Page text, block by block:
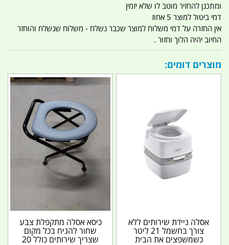
ומתכנן להחזיר מוטב לו שלא יזמין
דמי ביטול למוצר 5 אחוז
אין החזרה על דמי משלוח למוצר שכבר נשלח - משלוח שנשלח והוחזר
החיוב יהיה הלוך וחזור .
מוצרים דומים:
אסלה ניידת שירותים ללא
צורך בחשמל 21 ליטר
כשמשפצים את הבית
כיסא אסלה מתקפלת צבע
שחור להניח בכל מקום
שצריך שירותים כולל 20